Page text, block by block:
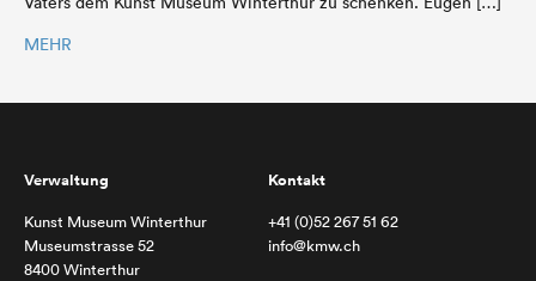
MEHR
Verwaltung
Kunst Museum Winterthur
Museumstrasse 52
8400 Winterthur
Kontakt
+41 (0)52 267 51 62
info@kmw.ch